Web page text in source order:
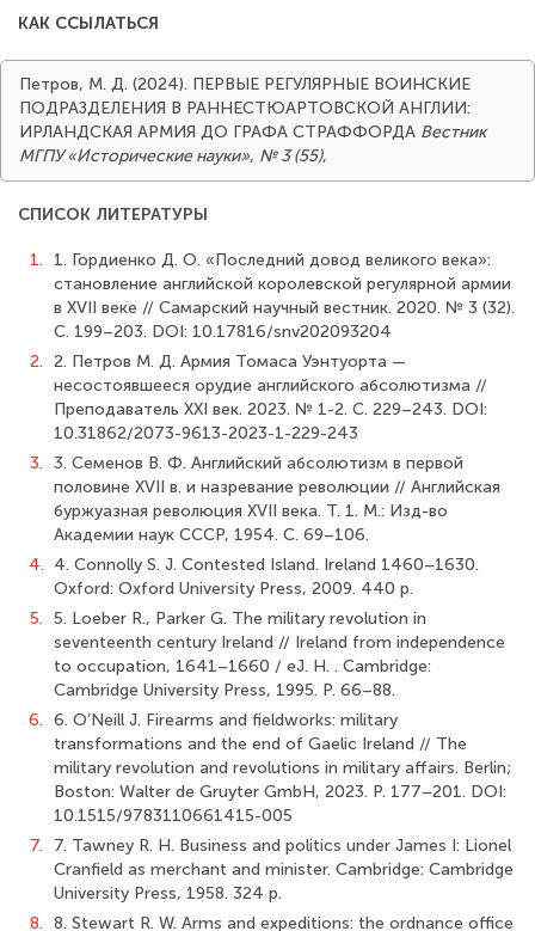
КАК ССЫЛАТЬСЯ
Петров, М. Д. (2024). ПЕРВЫЕ РЕГУЛЯРНЫЕ ВОИНСКИЕ
ПОДРАЗДЕЛЕНИЯ В РАННЕСТЮАРТОВСКОЙ АНГЛИИ:
ИРЛАНДСКАЯ АРМИЯ ДО ГРАФА СТРАФФОРДА Вестник
МГПУ «Исторические науки», № 3 (55),
СПИСОК ЛИТЕРАТУРЫ
1.
1. Гордиенко Д. О. «Последний довод великого века»:
становление английской королевской регулярной армии
в XVII веке // Самарский научный вестник. 2020. № 3 (32).
С. 199–203. DOI: 10.17816/snv202093204
2. 2. Петров М. Д. Армия Томаса Уэнтуорта —
несостоявшееся орудие английского абсолютизма //
Преподаватель XXI век. 2023. № 1-2. С. 229–243. DOI:
10.31862/2073-9613-2023-1-229-243
3. 3. Семенов В. Ф. Английский абсолютизм в первой
половине XVII в. и назревание революции // Английская
буржуазная революция XVII века. Т. 1. М.: Изд-во
Академии наук СССР, 1954. С. 69–106.
4. 4. Connolly S. J. Contested Island. Ireland 1460–1630.
Oxford: Oxford University Press, 2009. 440 p.
5. 5. Loeber R., Parker G. The military revolution in
seventeenth century Ireland // Ireland from independence
to occupation, 1641–1660 / eJ. H. . Cambridge:
Cambridge University Press, 1995. P. 66–88.
6. 6. O’Neill J. Firearms and fieldworks: military
transformations and the end of Gaelic Ireland // The
military revolution and revolutions in military affairs. Berlin;
Boston: Walter de Gruyter GmbH, 2023. P. 177–201. DOI:
10.1515/9783110661415-005
7.
7. Tawney R. H. Business and politics under James I: Lionel
Cranfield as merchant and minister. Cambridge: Cambridge
University Press, 1958. 324 p.
8. 8. Stewart R. W. Arms and expeditions: the ordnance office